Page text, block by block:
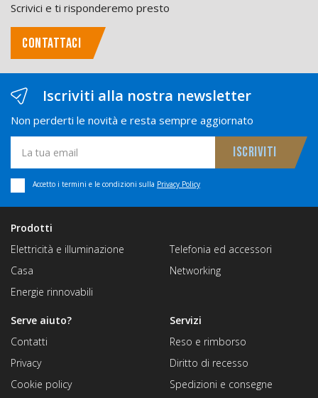
Scrivici e ti risponderemo presto
CONTATTACI
Iscriviti alla nostra newsletter
Non perderti le novità e resta sempre aggiornato
Accetto i termini e le condizioni sulla Privacy Policy
Prodotti
Elettricità e illuminazione
Casa
Energie rinnovabili
Telefonia ed accessori
Networking
Servizi
Reso e rimborso
Diritto di recesso
Spedizioni e consegne
Serve aiuto?
Contatti
Privacy
Cookie policy